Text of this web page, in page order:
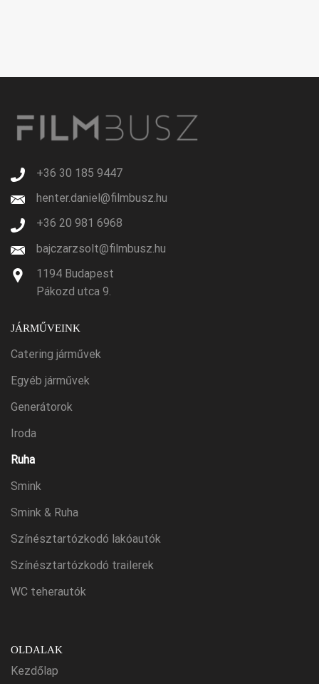
+36 30 185 9447
henter.daniel@filmbusz.hu
+36 20 981 6968
bajczarzsolt@filmbusz.hu
1194 Budapest
Pákozd utca 9.
JÁRMŰVEINK
Catering járművek
Egyéb járművek
Generátorok
Iroda
Ruha
Smink
Smink & Ruha
Színésztartózkodó lakóautók
Színésztartózkodó trailerek
WC teherautók
OLDALAK
Kezdőlap